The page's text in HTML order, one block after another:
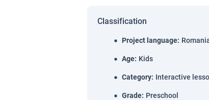
Classification
Project language:
Age: Kids
Category: Interactive
Grade: Preschool